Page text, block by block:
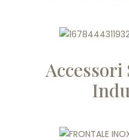
Accessori